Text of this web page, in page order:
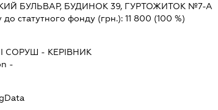
БУЛЬВАР, БУДИНОК 39, ГУРТОЖИТОК №7-А
до статутного фонду (грн.):11 800 (100 %)
СОРУШ - КЕРІВНИК
-